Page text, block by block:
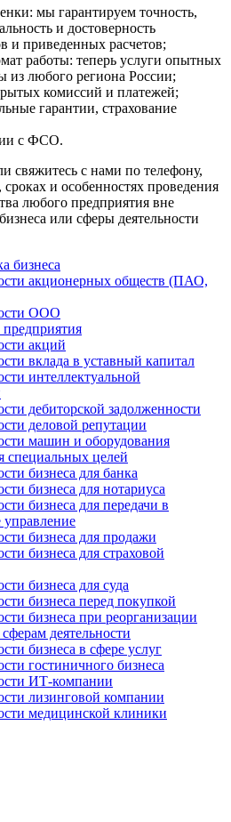
мы гарантируем точность,
и достоверность
и приведенных расчетов;
работы: теперь услуги опытных
из любого региона России;
комиссий и платежей;
гарантии, страхование
с ФСО.
свяжитесь с нами по телефону,
и особенностях проведения
любого предприятия вне
или сферы деятельности
бизнеса
акционерных обществ (ПАО,
ООО
акций
вклада в уставный капитал
интеллектуальной
дебиторской задолженности
деловой репутации
машин и оборудования
специальных целей
бизнеса для банка
бизнеса для нотариуса
бизнеса для передачи в
управление
бизнеса для продажи
бизнеса для страховой
бизнеса для суда
бизнеса перед покупкой
бизнеса при реорганизации
деятельности
бизнеса в сфере услуг
гостиничного бизнеса
ИТ-компании
лизинговой компании
медицинской клиники